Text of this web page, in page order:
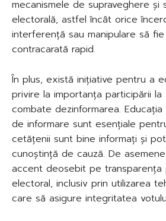
mecanismele de supraveghere și
electorală, astfel încât orice
interferență sau manipulare să
contracarată rapid.
În plus, există inițiative pentru a
privire la importanța participării
combate dezinformarea.
de informare sunt esențiale
cetățenii sunt bine informați și
cunoștință de cauză. De
accent deosebit pe transparența
electoral, inclusiv prin utilizarea
care să asigure integritatea